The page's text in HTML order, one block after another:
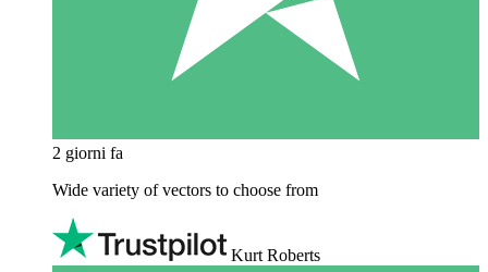
2 giorni fa
Wide variety of vectors to choose from
Kurt Roberts